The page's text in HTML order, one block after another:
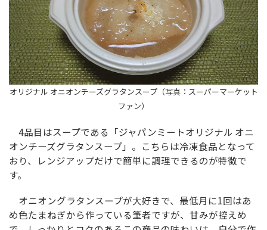
オリジナル オニオンチーズグラタンスープ（写真：スーパーマーケット
ファン）
4品目はスープである「ジャパンミートオリジナル オニ
オンチーズグラタンスープ」。こちらは冷凍食品となって
おり、レンジアップだけで簡単に調理できるのが特徴で
す。
オニオングラタンスープが大好きで、最低月に1回はあ
め色たまねぎから作っている筆者ですが、甘みが控えめ